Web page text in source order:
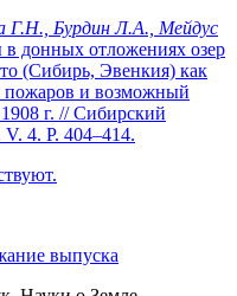
Г.Н., Бурдин Л.А., Мейдус
донных отложениях озер
(Сибирь, Эвенкия) как
пожаров и возможный
г. // Сибирский
4. P. 404–414.
выпуска